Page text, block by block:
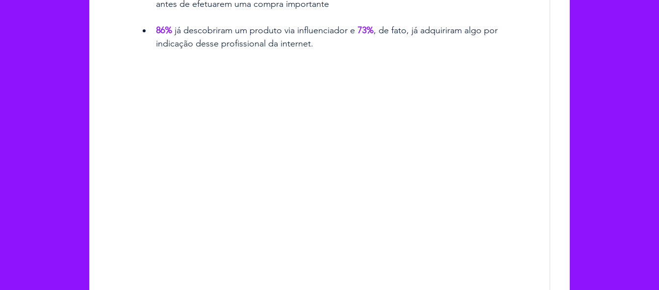
antes de efetuarem uma compra importante
86% já descobriram um produto via influenciador e 73%, de fato, já adquiriram algo por
indicação desse profissional da internet.